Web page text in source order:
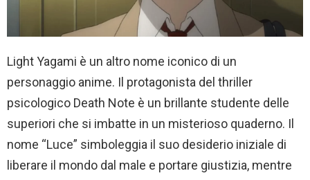
Light Yagami è un altro nome iconico di un
personaggio anime. Il protagonista del thriller
psicologico Death Note è un brillante studente delle
superiori che si imbatte in un misterioso quaderno. Il
nome “Luce” simboleggia il suo desiderio iniziale di
liberare il mondo dal male e portare giustizia, mentre